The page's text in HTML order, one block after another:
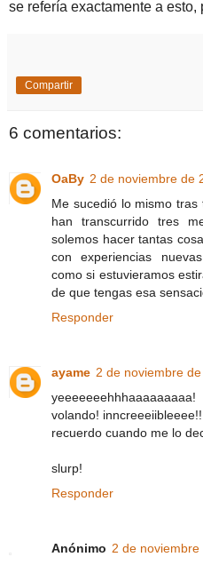
se refería exactamente a esto,
Compartir
6 comentarios:
OaBy 2 de noviembre de
Me sucedió lo mismo
han transcurrido tres
solemos hacer tantas
con experiencias
como si estuvieramos
de que tengas esa
Responder
ayame 2 de noviembre
volando!
recuerdo cuando me lo
slurp!
Responder
Anónimo 2 de